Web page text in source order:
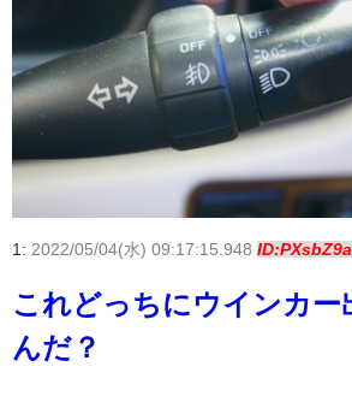
1: 2022/05/04(水) 09:17:15.948
これどっちにウインカー
んだ？